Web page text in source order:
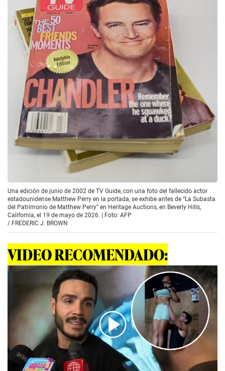
Una edición de junio de 2002 de TV Guide, con una foto del fallecido actor
estadounidense Matthew Perry en la portada, se exhibe antes de “La Subasta
del Patrimonio de Matthew Perry” en Heritage Auctions, en Beverly Hills,
California, el 19 de mayo de 2026. | Foto: AFP
/ FREDERIC J. BROWN
VIDEO RECOMENDADO: